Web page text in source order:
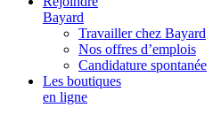
Bayard
Travailler chez Bayard
Nos offres d’emplois
Candidature spontanée
Les boutiques
en ligne